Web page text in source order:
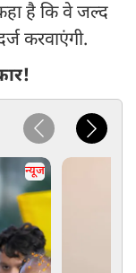
है कि वे जल्द
करवाएंगी.
न्यूज